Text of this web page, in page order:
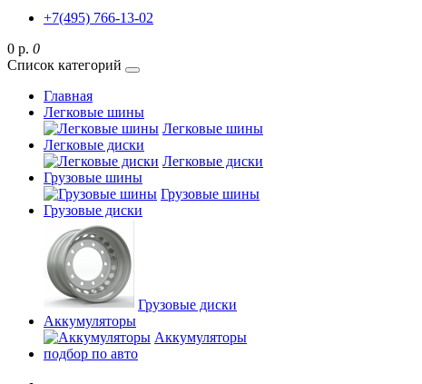
+7(495) 766-13-02
0 р. 0
Список категорий
Главная
Легковые шины
Легковые шины
Легковые диски
Легковые диски
Грузовые шины
Грузовые шины
Грузовые диски
Грузовые диски
Аккумуляторы
Аккумуляторы
подбор по авто